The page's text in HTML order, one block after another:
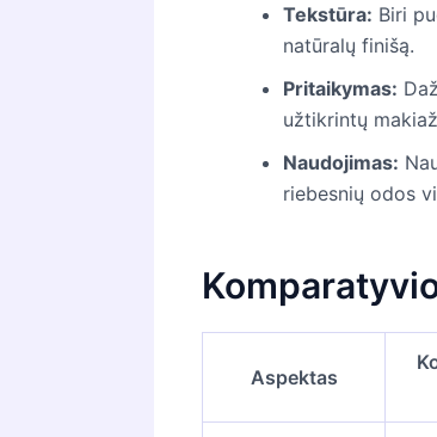
Tekstūra: Biri
natūralų finišą.
Pritaikymas:
užtikrintų
Naudojimas:
riebesnių odos
Aspektas